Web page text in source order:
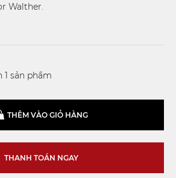
Walther.
1 sản phẩm
THÊM VÀO GIỎ HÀNG
THANH TOÁN NGAY